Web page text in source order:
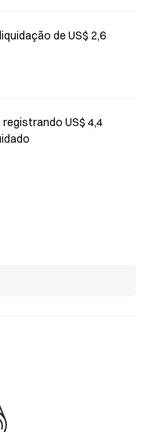
de US$ 2,6
US$ 4,4